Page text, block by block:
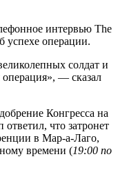
интервью The
успехе операции.
солдат и
— сказал
Конгресса на
что затронет
в Мар-а-Лаго,
времени (19:00 по